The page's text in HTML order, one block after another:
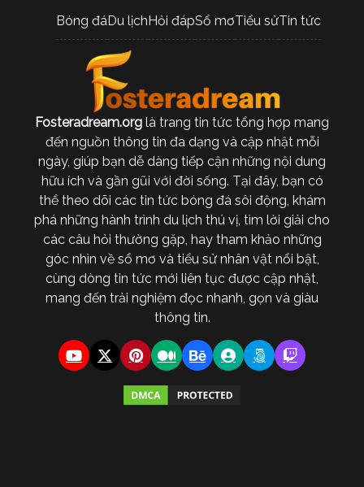
Bóng đáDu lịch Hỏi đápSổ mơTiểu sửTin tức
Fosteradream.org là trang tin tức tổng hợp mang
đến nguồn thông tin đa dạng và cập nhật mỗi
ngày, giúp bạn dễ dàng tiếp cận những nội dung
hữu ích và gần gũi với đời sống. Tại đây, bạn có
thể theo dõi các tin tức bóng đá sôi động, khám
phá những hành trình du lịch thú vị, tìm lời giải cho
các câu hỏi thường gặp, hay tham khảo những
góc nhìn về sổ mơ và tiểu sử nhân vật nổi bật,
cùng dòng tin tức mới liên tục được cập nhật,
mang đến trải nghiệm đọc nhanh, gọn và giàu
thông tin.